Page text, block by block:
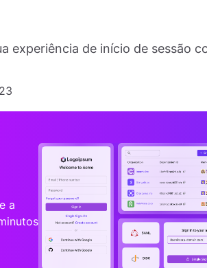
experiência de início de sessão
a